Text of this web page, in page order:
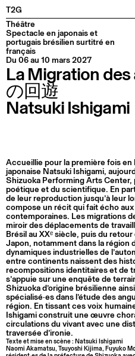
T2G
Facebook
Théâtre
Spectacle en japonais et
portugais brésilien surtitré en
français
Du 06 au 10 mars 2027
La Migration
の回遊
Natsuki Ishigami
Accueillie pour la première fois
japonaise Natsuki Ishigami,
Shizuoka Performing Arts Center,
poétique et du scientifique. En
de leur reproduction jusqu’à leur
compose un récit qui fait écho
contemporaines. Les migrations
miroir des déplacements de
Brésil au XXᵉ siècle, puis du
Japon, notamment dans la région
dynamiques industrielles de
entre continents naissent des
recompositions identitaires et de
s’appuie sur une enquête de
Shizuoka d’origine brésilienne
spécialisé·es dans l’étude des
région. En tissant ces voix
Ishigami construit une œuvre
circulations du vivant avec une
traversée d’ironie.
Texte et mise en scène : Natsuki Ishigami
Naomi Akamatsu, Tsuyoshi Kijima, Fuyuko